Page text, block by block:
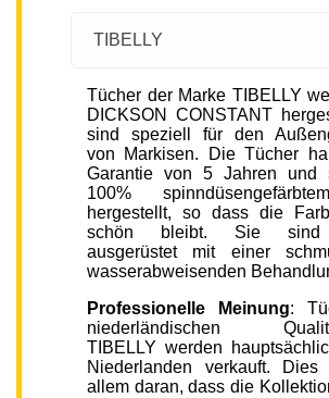
TIBELLY
Tücher der Marke TIBELLY
DICKSON CONSTANT
sind speziell für den
von Markisen. Die Tücher
Garantie von 5 Jahren und
100%
hergestellt, so dass die
schön bleibt. Sie sind
ausgerüstet mit einer
wasserabweisenden
Professionelle Meinung:
niederländischen
TIBELLY werden
Niederlanden verkauft.
allem daran, dass die